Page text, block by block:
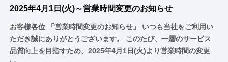
2025年4月1日(火)～営業時間変更のお知らせ
お客様各位 「営業時間変更のお知らせ」 いつも当社をご利用い
ただき誠にありがとうございます。 このたび、一層のサービス
品質向上を目指すため、2025年4月1日(火)より営業時間の変更